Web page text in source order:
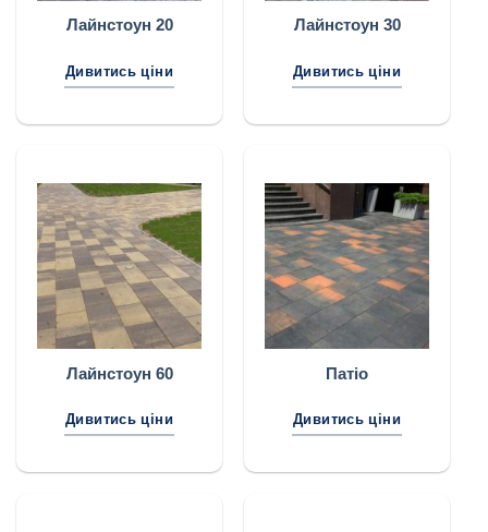
Лайнстоун 20
Дивитись ціни
Лайнстоун 30
Дивитись ціни
Лайнстоун 60
Дивитись ціни
Патіо
Дивитись ціни